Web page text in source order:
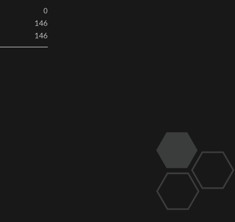
0
146
146